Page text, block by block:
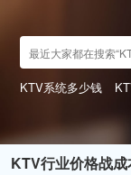
KTV系统多少钱
KTV行业价格战